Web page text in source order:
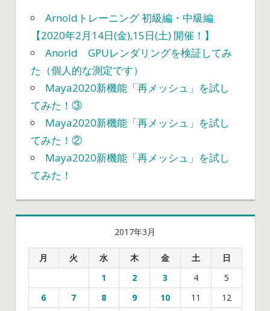
Arnoldトレーニング 初級編・中級編
【2020年2月14日(金),15日(土) 開催！】
Anorld GPUレンダリングを検証してみ
た（個人的な測定です）
Maya2020新機能「再メッシュ」を試し
てみた！③
Maya2020新機能「再メッシュ」を試し
てみた！②
Maya2020新機能「再メッシュ」を試し
てみた！
2017年3月
月 火 水 木 金 土 日
1 2 3 4
5
6
7 8 9 10 11
12